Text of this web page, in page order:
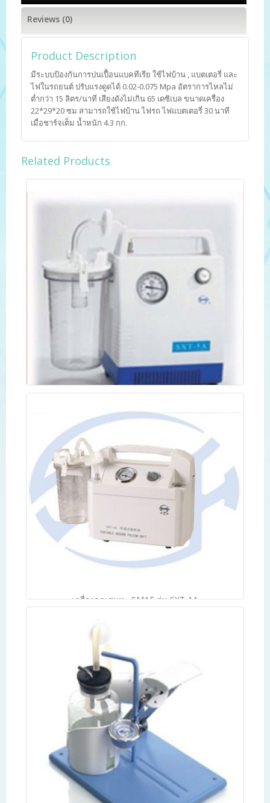
Reviews (0)
Product Description
มีระบบป้องกันการปนเปื้อนแบคทีเรีย ใช้ไฟบ้าน , แบตเตอรี่ และ
ไฟในรถยนต์ ปรับแรงดูดได้ 0.02-0.075 Mpa อัตราการไหลไม่
ต่ำกว่า 15 ลิตร/นาที เสียงดังไม่เกิน 65 เดซิเบล ขนาดเครื่อง
22*29*20 ซม สามารถใช้ไฟบ้าน ไฟรถ ไฟแบตเตอรี่ 30 นาที
เมื่อชาร์จเต็ม น้ำหนัก 4.3 กก.
Related Products
เครื่องดูดเสหะไฟฟ้า SXT-5A
Read more
เครื่องดูดเสมหะ SMAF รุ่น SXT-1A
Add to cart